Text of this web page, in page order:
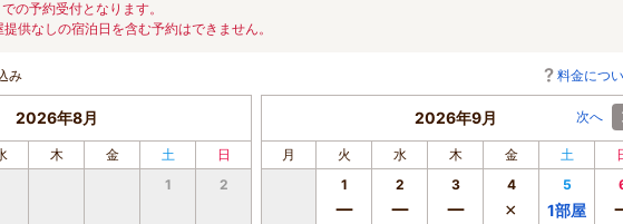
の予約受付となります。
供なしの宿泊日を含む予約はできません。
み 料金につ
2026年8月
木 金 土
日
1
2
2026年9月 次へ
月 火 水 木 金 土
1
ー
2
ー
3
ー
4
×
5
1部屋